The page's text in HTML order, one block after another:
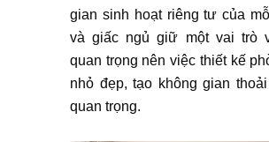
gian sinh hoạt riêng tư của
và giấc ngủ giữ một vai trò
quan trọng nên việc thiết kế
nhỏ đẹp, tạo không gian
quan trọng.